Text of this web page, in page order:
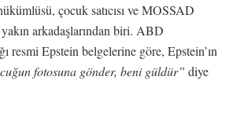
çocuk satıcısı ve MOSSAD
arkadaşlarından biri. ABD
resmi Epstein belgelerine göre, Epstein’ın
fotosuna gönder, beni güldür” diye